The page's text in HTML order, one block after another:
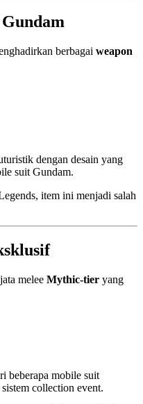
berbagai weapon
dengan desain yang
suit Gundam.
item ini menjadi salah
melee Mythic-tier yang
beberapa mobile suit
collection event.